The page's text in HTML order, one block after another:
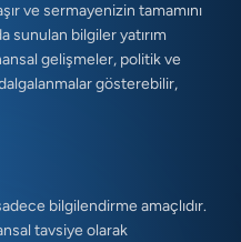
ve sermayenizin tamamını
sunulan bilgiler yatırım
gelişmeler, politik ve
gösterebilir,
bilgilendirme amaçlıdır.
tavsiye olarak